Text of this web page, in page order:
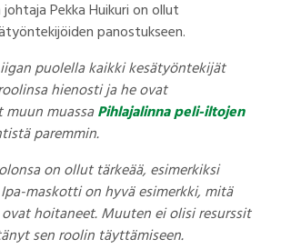
Pekka Huikuri on ollut
panostukseen.
puolella kaikki kesätyöntekijät
hienosti ja he ovat
muassaPihlajalinna peli-iltojen
paremmin.
on ollut tärkeää, esimerkiksi
maskotti on hyvä esimerkki, mitä
hoitaneet. Muuten ei olisi resurssit
sen roolin täyttämiseen.